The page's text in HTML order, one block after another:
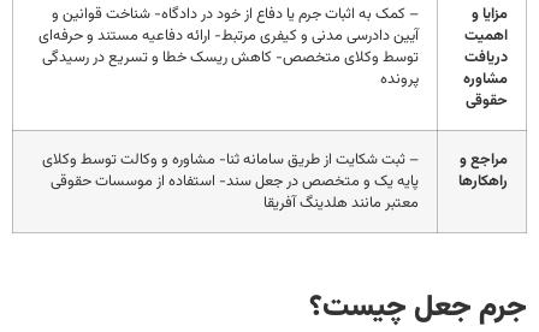
مزایا و
اهمیت
دریافت
مشاوره
حقوقی
– کمک به اثبات جرم یا دفاع از خود در دادگاه- شناخت قوانین و
آیین دادرسی مدنی و کیفری مرتبط- ارائه دفاعیه مستند و حرفه‌ای
توسط وکلای متخصص- کاهش ریسک خطا و تسریع در رسیدگی
پرونده
مراجع و
راهکارها
– ثبت شکایت از طریق سامانه ثنا- مشاوره و وکالت توسط وکلای
پایه یک و متخصص در جعل سند- استفاده از موسسات حقوقی
معتبر مانند هلدینگ آفریقا
جرم جعل چیست؟